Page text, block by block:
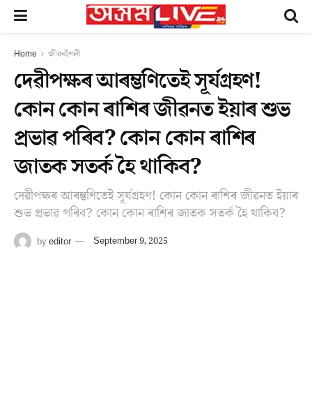
Home জীৱনশৈলী
দেৱীপক্ষৰ আৰম্ভণিতেই সূৰ্যগ্ৰহণ!
কোন কোন ৰাশিৰ জীৱনত ইয়াৰ শুভ
প্ৰভাৱ পৰিব? কোন কোন ৰাশিৰ
জাতক সতৰ্ক হৈ থাকিব?
দেৱীপক্ষৰ আৰম্ভণিতেই সূৰ্যগ্ৰহণ! কোন কোন ৰাশিৰ জীৱনত ইয়াৰ
শুভ প্ৰভাৱ পৰিব? কোন কোন ৰাশিৰ জাতক সতৰ্ক হৈ থাকিব?
byeditor September 9, 2025